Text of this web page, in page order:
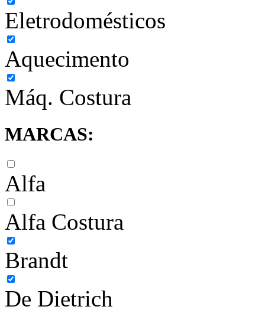
Eletrodomésticos
Aquecimento
Máq. Costura
MARCAS:
Alfa
Alfa Costura
Brandt
De Dietrich